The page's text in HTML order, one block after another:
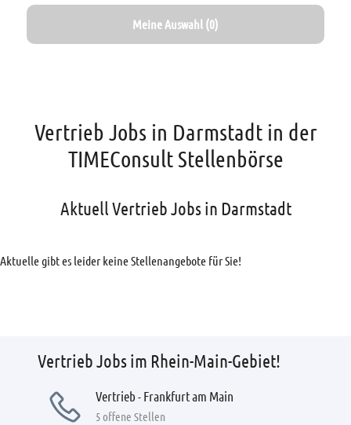
Meine Auswahl (0)
Vertrieb Jobs in Darmstadt in der
TIMEConsult Stellenbörse
Vertrieb Jobs im Rhein-Main-Gebiet!
Vertrieb - Frankfurt am Main
5 offene Stellen
Aktuell Vertrieb Jobs in Darmstadt
Aktuelle gibt es leider keine Stellenangebote für Sie!